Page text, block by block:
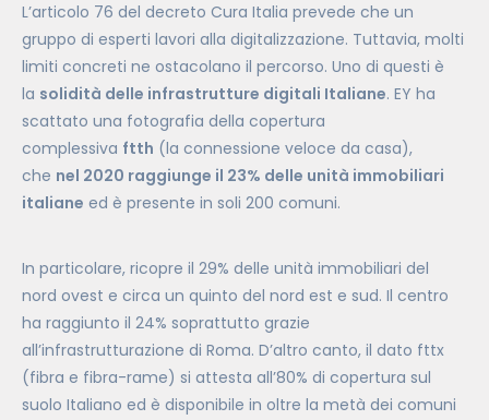
L’articolo 76 del decreto Cura Italia prevede che un
gruppo di esperti lavori alla digitalizzazione. Tuttavia, molti
limiti concreti ne ostacolano il percorso. Uno di questi è
la solidità delle infrastrutture digitali Italiane. EY ha
scattato una fotografia della copertura
complessiva ftth (la connessione veloce da casa),
che nel 2020 raggiunge il 23% delle unità immobiliari
italiane ed è presente in soli 200 comuni.
In particolare, ricopre il 29% delle unità immobiliari del
nord ovest e circa un quinto del nord est e sud. Il centro
ha raggiunto il 24% soprattutto grazie
all’infrastrutturazione di Roma. D’altro canto, il dato fttx
(fibra e fibra-rame) si attesta all’80% di copertura sul
suolo Italiano ed è disponibile in oltre la metà dei comuni